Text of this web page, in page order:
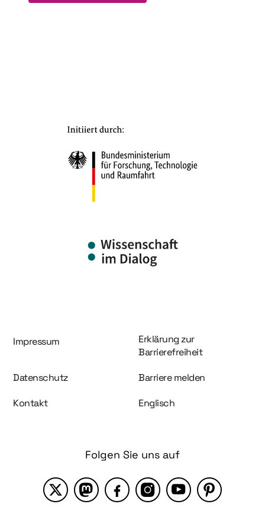
Information und Service
Impressum
Erklärung zur
Barrierefreiheit
Datenschutz Barriere melden
Kontakt Englisch
Folgen Sie uns auf